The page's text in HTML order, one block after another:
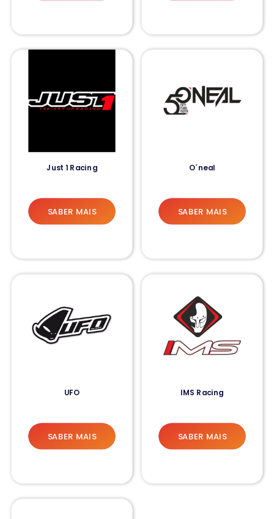
Just 1 Racing
SABER MAIS
O´neal
SABER MAIS
UFO
SABER MAIS
IMS Racing
SABER MAIS